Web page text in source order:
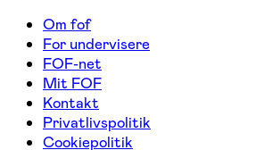
Om fof
For undervisere
FOF-net
Mit FOF
Kontakt
Privatlivspolitik
Cookiepolitik